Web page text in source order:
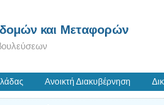
και Μεταφορών
Ανοικτή Διακυβέρνηση